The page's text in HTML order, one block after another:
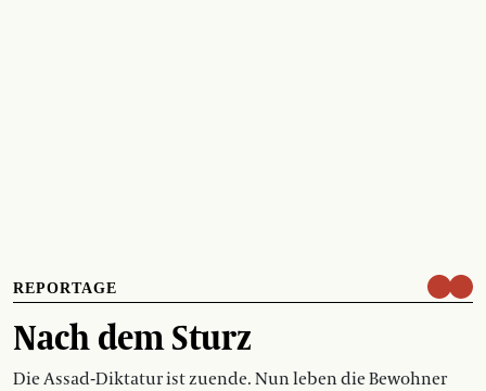
REPORTAGE
Nach dem Sturz
Die Assad-Diktatur ist zuende. Nun leben die Bewohner